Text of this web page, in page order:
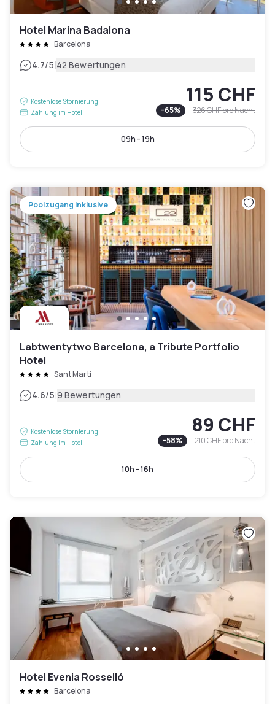
Hotel Marina Badalona
Barcelona
4.7/5|42 Bewertungen
Kostenlose Stornierung
Zahlung im Hotel
115 CHF
-65% 326 CHFpro Nacht
09h - 19h
Poolzugang inklusive
Labtwentytwo Barcelona, a Tribute Portfolio
Hotel
Sant Martí
4.6/5|9 Bewertungen
Kostenlose Stornierung
Zahlung im Hotel
89 CHF
-58% 210 CHFpro Nacht
10h - 16h
Hotel Evenia Rosselló
Barcelona